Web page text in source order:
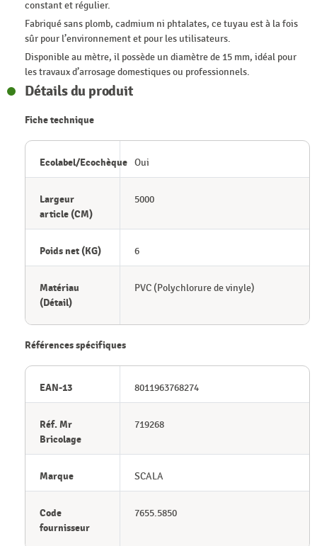
constant et régulier.
Fabriqué sans plomb, cadmium ni phtalates, ce tuyau est à la fois
sûr pour l’environnement et pour les utilisateurs.
Disponible au mètre, il possède un diamètre de 15 mm, idéal pour
les travaux d’arrosage domestiques ou professionnels.
Détails du produit
Fiche technique
Ecolabel/Ecochèque Oui
Largeur
article (CM)
5000
Poids net (KG) 6
Matériau
(Détail)
PVC (Polychlorure de vinyle)
Références spécifiques
EAN-13 8011963768274
Réf. Mr
Bricolage
719268
Marque SCALA
Code
fournisseur
7655.5850